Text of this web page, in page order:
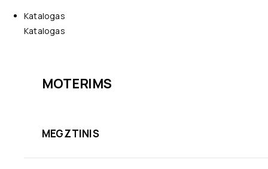
Katalogas
Katalogas
MOTERIMS
MEGZTINIS